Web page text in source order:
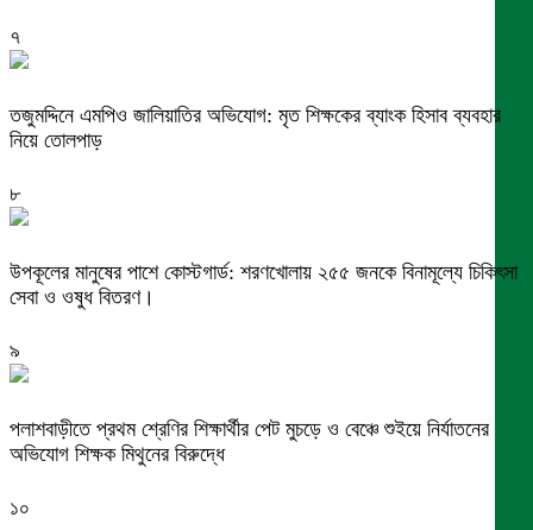
৭
তজুমদ্দিনে এমপিও জালিয়াতির অভিযোগ: মৃত শিক্ষকের ব্যাংক হিসাব ব্যবহার
নিয়ে তোলপাড়
৮
উপকূলের মানুষের পাশে কোস্টগার্ড: শরণখোলায় ২৫৫ জনকে বিনামূল্যে চিকিৎসা
সেবা ও ওষুধ বিতরণ।
৯
পলাশবাড়ীতে প্রথম শ্রেণির শিক্ষার্থীর পেট মুচড়ে ও বেঞ্চে শুইয়ে নির্যাতনের
অভিযোগ শিক্ষক মিথুনের বিরুদ্ধে
১০